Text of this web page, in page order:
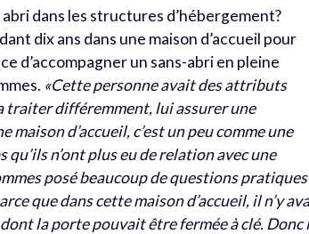
dans les structures d’hébergement?
dix ans dans une maison d’accueil pour
d’accompagner un sans-abri en pleine
«Cette personne avait des attributs
traiter différemment, lui assurer une
d’accueil, c’est un peu comme une
n’ont plus eu de relation avec une
posé beaucoup de questions
que dans cette maison d’accueil, il n’y
la porte pouvait être fermée à clé. Donc